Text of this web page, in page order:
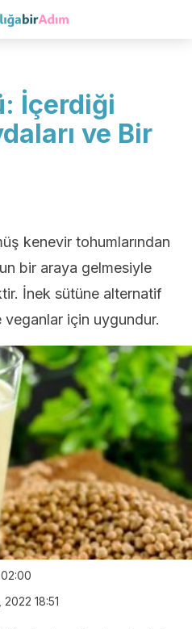
İçerdiği
ve Bir
kenevir tohumlarından
bir araya gelmesiyle
İnek sütüne alternatif
veganlar için uygundur.
02:00
18:51